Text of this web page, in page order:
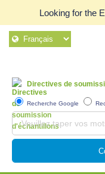
Looking for the
Directives de
Recherche Google